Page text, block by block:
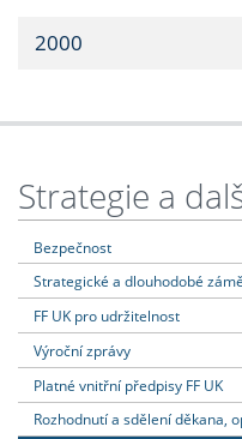
2000
Strategie a
Bezpečnost
Strategické a dlouhodobé
FF UK pro udržitelnost
Výroční zprávy
Platné vnitřní předpisy FF UK
Rozhodnutí a sdělení děkana,